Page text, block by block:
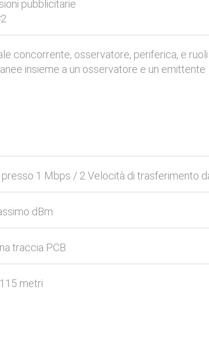
pubblicitarie
concorrente, osservatore, periferica, e
insieme a un osservatore e un emittente
presso 1 Mbps / 2 Velocità di trasferimento
dBm
traccia PCB
metri